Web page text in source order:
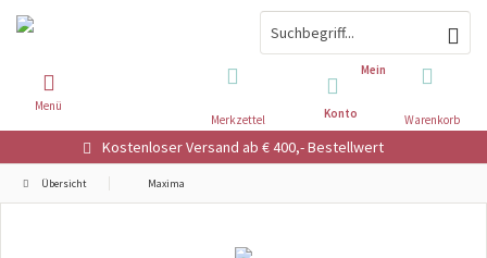
Kostenloser Versand ab € 400,- Bestellwert
Warenkorb
Merkzettel
Mein
Konto
Menü
Übersicht Maxima